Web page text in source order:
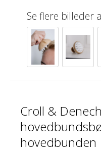
Se flere billeder
Croll &
hovedbunden